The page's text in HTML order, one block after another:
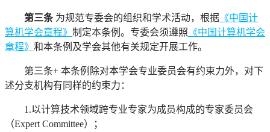
第三条 为规范专委会的组织和学术活动，根据 《中国计
算机学会章程》 制定本条例。专委会须遵照 《中国计算机学会
章程》 和本条例及学会其他有关规定开展工作。
第三条+ 本条例除对本学会专业委员会有约束力外，对下
述分支机构有同样的约束力：
1.以计算技术领域跨专业专家为成员构成的专家委员会
（Expert Committee）；